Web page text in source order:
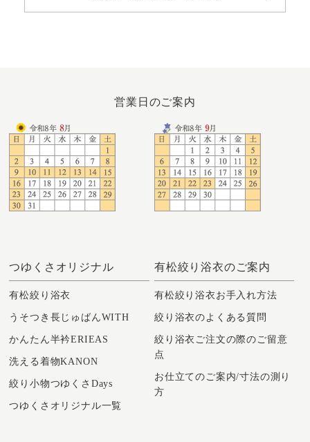
営業日のご案内
つゆくさオリジナル
有松絞り浴衣
うそつき長じゅばんWITH
かんたん半衿ERIEAS
洗える着物KANON
絞り小物つゆくさDays
つゆくさオリジナル一覧
有松絞り浴衣のご案内
有松絞り浴衣お手入れ方法
絞り浴衣のよくある質問
絞り浴衣ご注文の際のご留意
点
お仕立てのご案内/寸法の測り
方